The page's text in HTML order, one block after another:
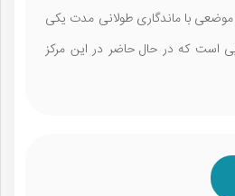
موضعی با ماندگاری طولانی مدت یکی
است که در حال حاضر در این مرکز